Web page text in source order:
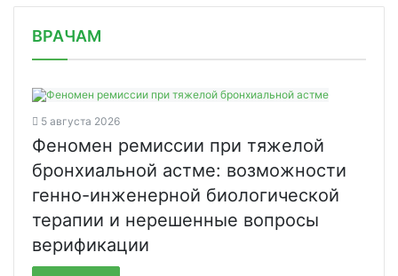
ВРАЧАМ
5 августа 2026
Феномен ремиссии при тяжелой
бронхиальной астме: возможности
генно-инженерной биологической
терапии и нерешенные вопросы
верификации